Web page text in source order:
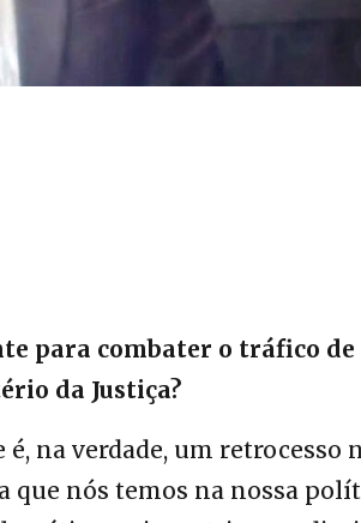
para combater o tráfico de
da Justiça?
na verdade, um retrocesso
nós temos na nossa